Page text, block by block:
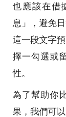
也應該在借
息」，避免
這一段文字
擇一勾選或
性。
為了幫助你
果，我們可